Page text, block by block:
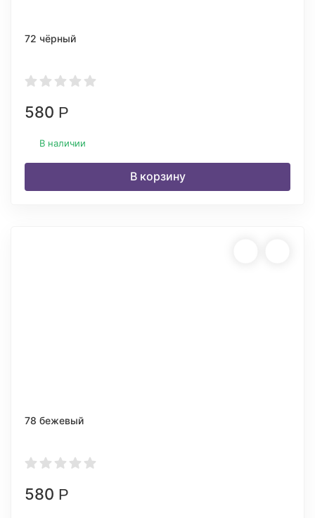
72 чёрный
580 Р
В наличии
В корзину
78 бежевый
580 Р